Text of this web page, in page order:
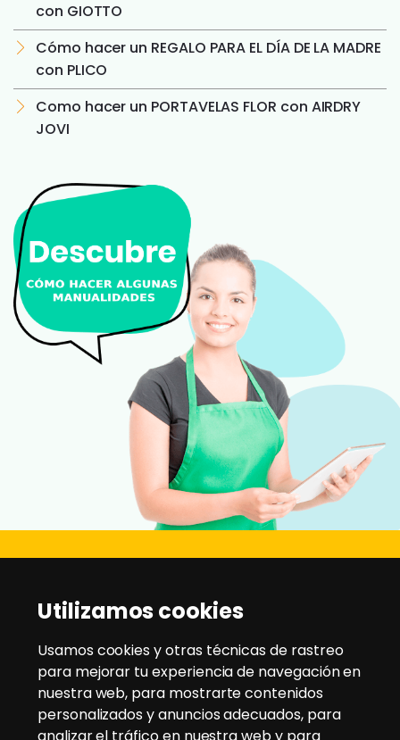
Utilizamos cookies
Usamos cookies y otras técnicas de rastreo
para mejorar tu experiencia de navegación en
nuestra web, para mostrarte contenidos
personalizados y anuncios adecuados, para
con GIOTTO
Cómo hacer un REGALO PARA EL DÍA DE LA MADRE
con PLICO
Como hacer un PORTAVELAS FLOR con AIRDRY
JOVI
C/ Rio Jarama, 21 - Pol. Ind. Montesol
Tlfno:91 604 95 35/91 604 94 58
Email:disanz@disanz.es